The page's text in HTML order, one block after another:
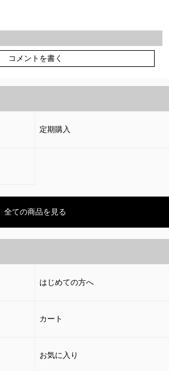
コメントを書く
定期購入
全ての商品を見る
はじめての方へ
カート
お気に入り